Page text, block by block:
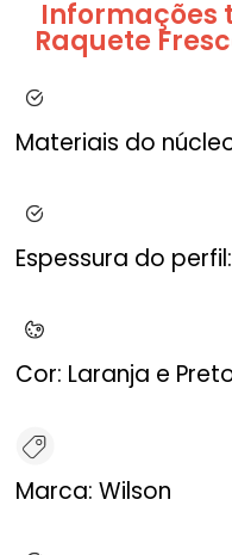
Informações
Raquete
Materiais do
Espessura do perfil:
Cor: Laranja e
Marca: Wilson